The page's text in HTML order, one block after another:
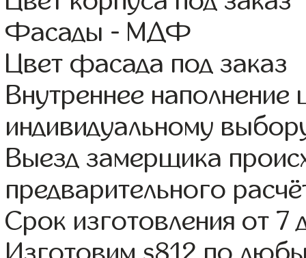
Фасады - МДФ
Цвет фасада под заказ
Внутреннее
индивидуальному
Выезд замерщика
предварительного
Срок изготовления от 7